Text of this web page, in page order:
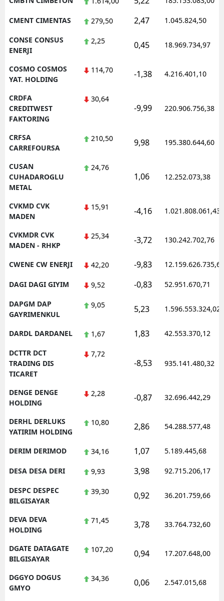
CMENT CIMENTAS 279,50 2,47 1.045.824,50
CONSE CONSUS
ENERJI
2,25 0,45 18.969.734,97
COSMO COSMOS
YAT. HOLDING
114,70 -1,38 4.216.401,10
CRDFA
CREDITWEST
FAKTORING
30,64
-9,99 220.906.756,38
CRFSA
CARREFOURSA
210,50 9,98 195.380.644,60
CUSAN
CUHADAROGLU
METAL
24,76
1,06 12.252.073,38
CVKMD CVK
MADEN
15,91 -4,16 1.021.808.061,43
CVKMDR CVK
MADEN - RHKP
25,34 -3,72 130.242.702,76
CWENE CW ENERJI 42,20 -9,83 12.159.626.735,62
DAGI DAGI GIYIM 9,52 -0,83 52.951.670,71
DAPGM DAP
GAYRIMENKUL
9,05 5,23 1.596.553.324,02
DARDL DARDANEL 1,67 1,83 42.553.370,12
DCTTR DCT
TRADING DIS
TICARET
7,72
-8,53 935.141.480,32
DENGE DENGE
HOLDING
2,28 -0,87 32.696.442,29
DERHL DERLUKS
YATIRIM HOLDING
10,80 2,86 54.288.577,48
DERIM DERIMOD 34,16 1,07 5.189.445,68
DESA DESA DERI 9,93 3,98 92.715.206,17
DESPC DESPEC
BILGISAYAR
39,30 0,92 36.201.759,66
DEVA DEVA
HOLDING
71,45 3,78 33.764.732,60
DGATE DATAGATE
BILGISAYAR
107,20 0,94 17.207.648,00
DGGYO DOGUS
GMYO
34,36 0,06 2.547.015,68